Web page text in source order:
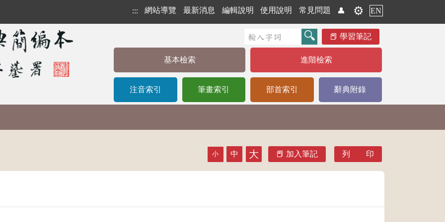
::: 網站導覽 最新消息 編輯說明 使用說明 常見問題 👤 ⚙️ EN
學習筆記
基本檢索 進階檢索
注音索引 筆畫索引 部首索引 辭典附錄
小 中 大 加入筆記 列 印